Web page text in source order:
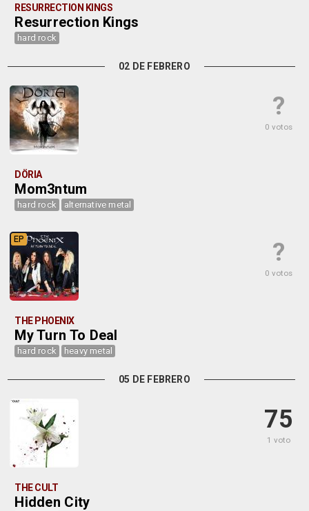
RESURRECTION KINGS
Resurrection Kings
hard rock
02 DE FEBRERO
?
0 votos
DÖRIA
Mom3ntum
hard rock alternative metal
?
0 votos
EP
THE PHOENIX
My Turn To Deal
hard rock heavy metal
05 DE FEBRERO
75
1 voto
THE CULT
Hidden City